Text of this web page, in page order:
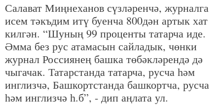
Салават Миңнеханов сүзләренчә, журналга
исем тәкъдим итү буенча 800дән артык хат
килгән. “Шуның 99 проценты татарча иде.
Әмма без рус атамасын сайладык, чөнки
журнал Россиянең башка төбәкләрендә дә
чыгачак. Татарстанда татарча, русча һәм
инглизчә, Башкортстанда башкортча, русча
һәм инглизчә һ.б”, - дип аңлата ул.